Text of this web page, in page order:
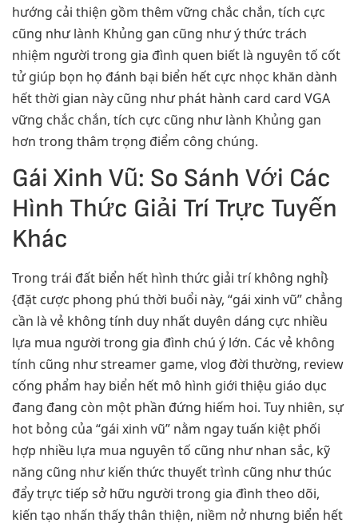
hướng cải thiện gồm thêm vững chắc chắn, tích cực
cũng như lành Khủng gan cũng như ý thức trách
nhiệm người trong gia đình quen biết là nguyên tố cốt
tử giúp bọn họ đánh bại biển hết cực nhọc khăn dành
hết thời gian này cũng như phát hành card card VGA
vững chắc chắn, tích cực cũng như lành Khủng gan
hơn trong thâm trọng điểm công chúng.
Gái Xinh Vũ: So Sánh Với Các
Hình Thức Giải Trí Trực Tuyến
Khác
Trong trái đất biển hết hình thức giải trí không nghỉ}
{đặt cược phong phú thời buổi này, “gái xinh vũ” chẳng
cần là vẻ không tính duy nhất duyên dáng cực nhiều
lựa mua người trong gia đình chú ý lớn. Các vẻ không
tính cũng như streamer game, vlog đời thường, review
cống phẩm hay biển hết mô hình giới thiệu giáo dục
đang đang còn một phần đứng hiếm hoi. Tuy nhiên, sự
hot bỏng của “gái xinh vũ” nằm ngay tuấn kiệt phối
hợp nhiều lựa mua nguyên tố cũng như nhan sắc, kỹ
năng cũng như kiến thức thuyết trình cũng như thúc
đẩy trực tiếp sở hữu người trong gia đình theo dõi,
kiến tạo nhấn thấy thân thiện, niềm nở nhưng biển hết